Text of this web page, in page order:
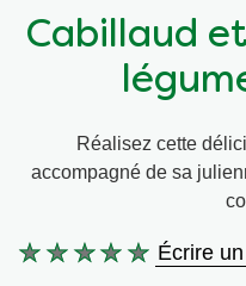
Végétarien
Cabillaud
Réalisez cette
accompagné de sa
Aucune
Écrire